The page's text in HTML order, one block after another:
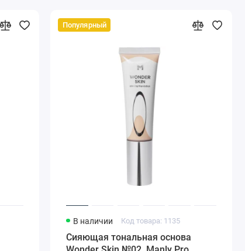
Популярный
В наличии Код товара: 1135
Сияющая тональная основа